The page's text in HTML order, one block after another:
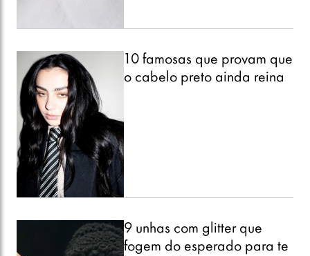
10 famosas que provam que
o cabelo preto ainda reina
9 unhas com glitter que
fogem do esperado para te